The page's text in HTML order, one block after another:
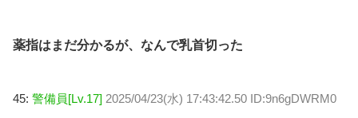
薬指はまだ分かるが、なんで乳首切った
45: 警備員[Lv.17] 2025/04/23(水) 17:43:42.50 ID:9n6gDWRM0